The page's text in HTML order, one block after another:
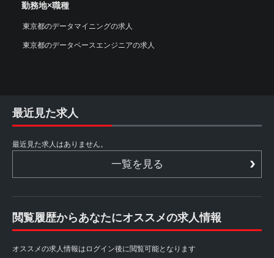
勤務地×職種
東京都のデータマイニングの求人
東京都のデータベースエンジニアの求人
最近見た求人
最近見た求人はありません。
一覧を見る
閲覧履歴からあなたにオススメの求人情報
オススメの求人情報はログイン後に閲覧可能となります